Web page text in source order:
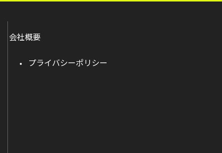
会社概要
プライバシーポリシー